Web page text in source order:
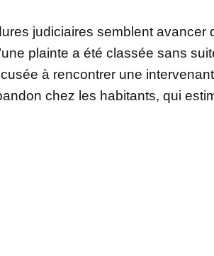
judiciaires semblent avancer
plainte a été classée sans
à rencontrer une
chez les habitants, qui